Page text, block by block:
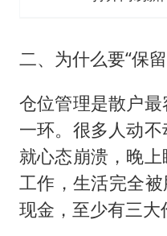
二、为什么要“保
仓位管理是散户
一环。很多人动
就心态崩溃，晚
工作，生活完全
现金，至少有三大